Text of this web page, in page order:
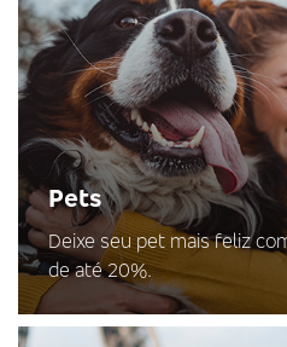
Pets
Deixe seu pet mais feliz
de até 20%.